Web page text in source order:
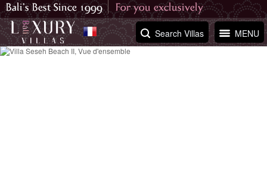
MENU
Search Villas